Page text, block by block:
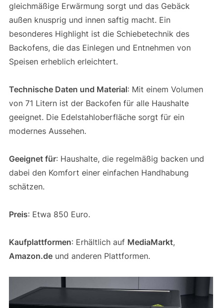
gleichmäßige Erwärmung sorgt und das Gebäck
außen knusprig und innen saftig macht. Ein
besonderes Highlight ist die Schiebetechnik des
Backofens, die das Einlegen und Entnehmen von
Speisen erheblich erleichtert.
Technische Daten und Material: Mit einem Volumen
von 71 Litern ist der Backofen für alle Haushalte
geeignet. Die Edelstahloberfläche sorgt für ein
modernes Aussehen.
Geeignet für: Haushalte, die regelmäßig backen und
dabei den Komfort einer einfachen Handhabung
schätzen.
Preis: Etwa 850 Euro.
Kaufplattformen: Erhältlich auf MediaMarkt,
Amazon.deund anderen Plattformen.